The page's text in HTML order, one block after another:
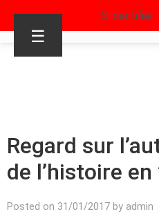
S’identifier
☰
Regard sur
de l’histoire en
Posted on 31/01/2017 by admin